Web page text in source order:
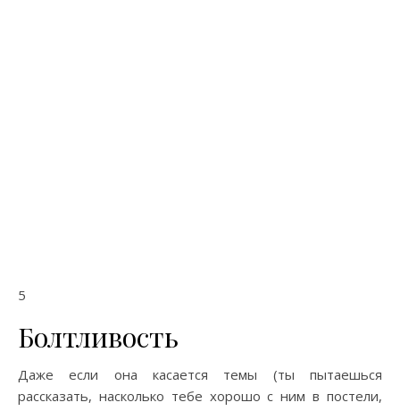
5
Болтливость
Даже если она касается темы (ты пытаешься
рассказать, насколько тебе хорошо с ним в постели,